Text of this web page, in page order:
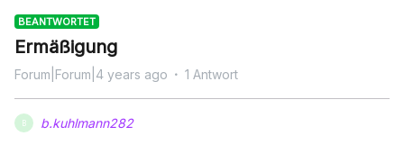
BEANTWORTET
Ermäßigung
Forum|Forum|4 years ago 1 Antwort
B b.kuhlmann282